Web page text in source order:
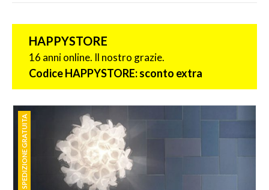
HAPPYSTORE
16 anni online. Il nostro grazie.
Codice HAPPYSTORE: sconto extra
SPEDIZIONE GRATUITA
SPEDIZIONE GRATUITA